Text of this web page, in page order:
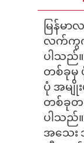
မြန်မ
လက်ကွက်
ပါသည်
တစ်ခုမှ
ပုံ အမျို
တစ်ခုတ
ပါသည်
အသေး